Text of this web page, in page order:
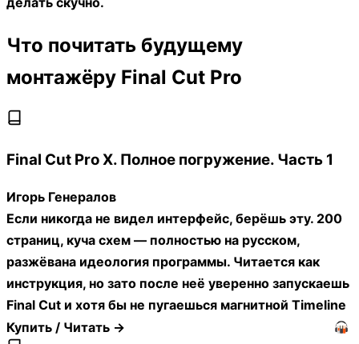
Что почитать будущему
монтажёру Final Cut Pro
Final Cut Pro X. Полное погружение. Часть 1
Игорь Генералов
Если никогда не видел интерфейс, берёшь эту. 200
страниц, куча схем — полностью на русском,
разжёвана идеология программы. Читается как
инструкция, но зато после неё уверенно запускаешь
Final Cut и хотя бы не пугаешься магнитной Timeline
Купить / Читать →